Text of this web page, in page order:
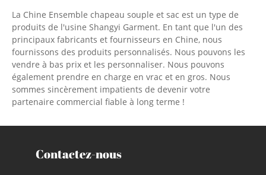
La Chine Ensemble chapeau souple et sac est un type de
produits de l'usine Shangyi Garment. En tant que l'un des
principaux fabricants et fournisseurs en Chine, nous
fournissons des produits personnalisés. Nous pouvons les
vendre à bas prix et les personnaliser. Nous pouvons
également prendre en charge en vrac et en gros. Nous
sommes sincèrement impatients de devenir votre
partenaire commercial fiable à long terme !
Contactez-nous